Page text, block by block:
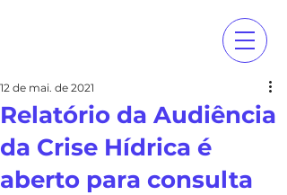
Relatório da Audiência
da Crise Hídrica é
aberto para consulta
12 de mai. de 2021